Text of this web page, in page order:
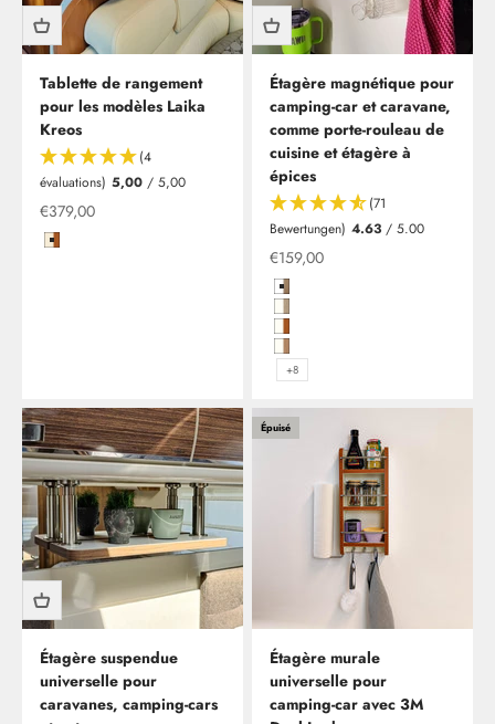
Tablette de rangement
pour les modèles Laika
Kreos
(4
évaluations) 5,00 / 5,00
Offre à partir de
€379,00
Magnolie Hochglanz mit Kante in Kirsche Blumig Geplankt
Étagère magnétique pour
camping-car et caravane,
comme porte-rouleau de
cuisine et étagère à
épices
(71
Bewertungen) 4.63 / 5.00
Offre à partir de
€159,00
Hochglanzweiß in Birke
Hochglanzweiß mit Kante in
Hochglanzweiß mit Kante in
Hochglanzweiß mit Kante in
+8
Étagère suspendue
universelle pour
caravanes, camping-cars
Épuisé
Étagère murale
universelle pour
camping-car avec 3M